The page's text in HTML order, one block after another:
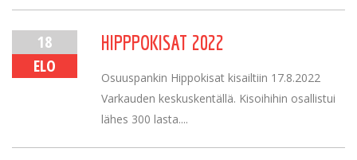
18
ELO
HIPPPOKISAT 2022
Osuuspankin Hippokisat kisailtiin 17.8.2022
Varkauden keskuskentällä. Kisoihihin osallistui
lähes 300 lasta....